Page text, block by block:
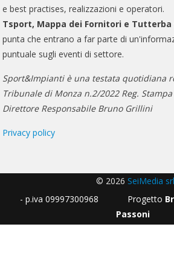
e best practises, realizzazioni e operatori.
Tsport, Mappa dei Fornitori e Tutterba
punta che entrano a far parte di
puntuale sugli eventi di settore.
Sport&Impianti è una testata quotidiana
Tribunale di Monza n.2/2022 Reg.
Direttore Responsabile Bruno Grillini
Privacy policy
© 2026 SeiMedia srl
- p.iva 09997300968 Progetto
Passoni